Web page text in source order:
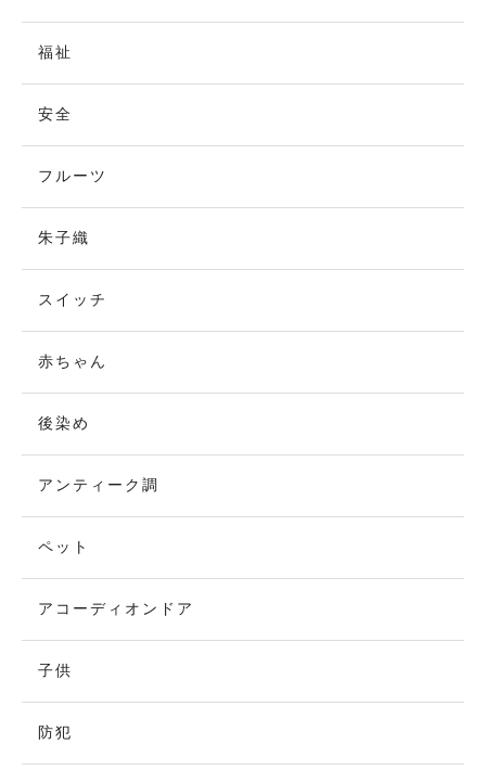
福祉
安全
フルーツ
朱子織
スイッチ
赤ちゃん
後染め
アンティーク調
ペット
アコーディオンドア
子供
防犯